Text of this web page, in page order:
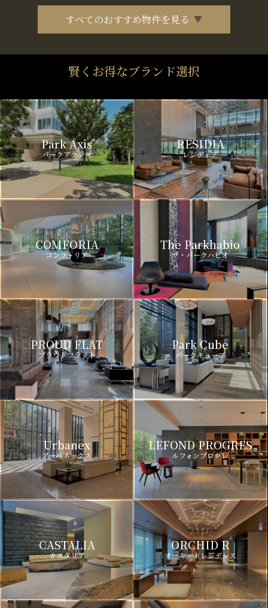
すべてのおすすめ物件を見る
賢くお得なブランド選択
Park Axis
パークアクシス
RESIDIA
レジディア
COMFORIA
コンフォリア
The Parkhabio
ザ・パークハビオ
PROUD FLAT
プラウドフラット
Park Cube
パークキューブ
Urbanex
アーバネックス
LEFOND PROGRES
ルフォンプログレ
CASTALIA
カスタリア
ORCHID R
オーキッドレジデンス